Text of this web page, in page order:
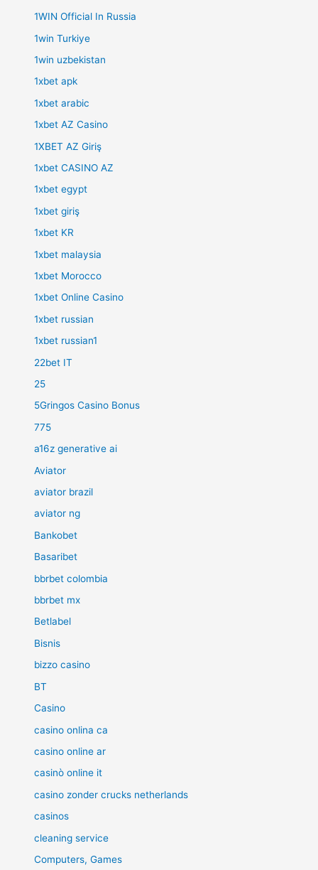
1WIN Official In Russia
1win Turkiye
1win uzbekistan
1xbet apk
1xbet arabic
1xbet AZ Casino
1XBET AZ Giriş
1xbet CASINO AZ
1xbet egypt
1xbet giriş
1xbet KR
1xbet malaysia
1xbet Morocco
1xbet Online Casino
1xbet russian
1xbet russian1
22bet IT
25
5Gringos Casino Bonus
775
a16z generative ai
Aviator
aviator brazil
aviator ng
Bankobet
Basaribet
bbrbet colombia
bbrbet mx
Betlabel
Bisnis
bizzo casino
BT
Casino
casino onlina ca
casino online ar
casinò online it
casino zonder crucks netherlands
casinos
cleaning service
Computers, Games